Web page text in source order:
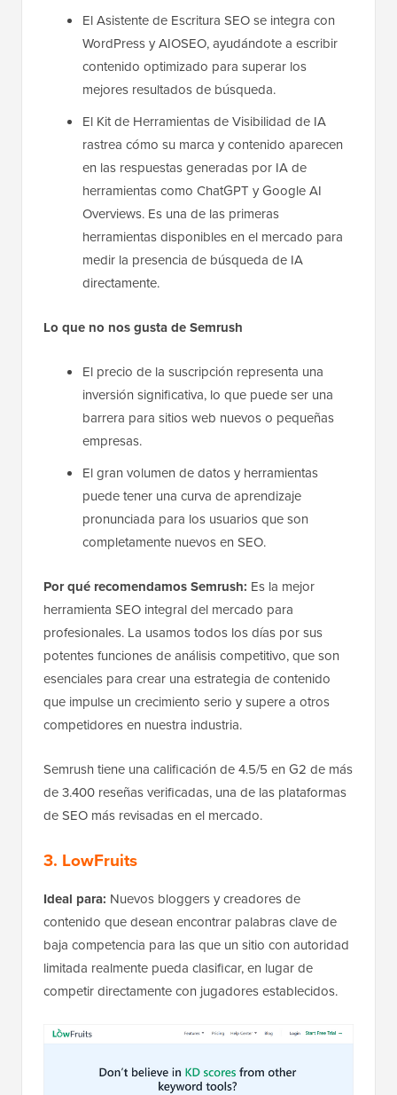
El Asistente de Escritura SEO se integra con
WordPress y AIOSEO, ayudándote a escribir
contenido optimizado para superar los
mejores resultados de búsqueda.
El Kit de Herramientas de Visibilidad de IA
rastrea cómo su marca y contenido aparecen
en las respuestas generadas por IA de
herramientas como ChatGPT y Google AI
Overviews. Es una de las primeras
herramientas disponibles en el mercado para
medir la presencia de búsqueda de IA
directamente.
Lo que no nos gusta de Semrush
El precio de la suscripción representa una
inversión significativa, lo que puede ser una
barrera para sitios web nuevos o pequeñas
empresas.
El gran volumen de datos y herramientas
puede tener una curva de aprendizaje
pronunciada para los usuarios que son
completamente nuevos en SEO.
Por qué recomendamos Semrush: Es la mejor
herramienta SEO integral del mercado para
profesionales. La usamos todos los días por sus
potentes funciones de análisis competitivo, que son
esenciales para crear una estrategia de contenido
que impulse un crecimiento serio y supere a otros
competidores en nuestra industria.
Semrush tiene una calificación de 4.5/5 en G2 de más
de 3.400 reseñas verificadas, una de las plataformas
de SEO más revisadas en el mercado.
3. LowFruits
Ideal para: Nuevos bloggers y creadores de
contenido que desean encontrar palabras clave de
baja competencia para las que un sitio con autoridad
limitada realmente pueda clasificar, en lugar de
competir directamente con jugadores establecidos.